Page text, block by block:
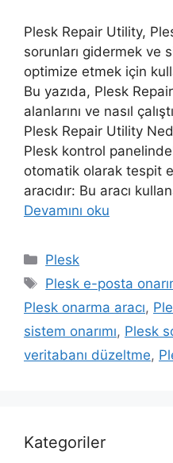
Plesk Repair Utility,
sorunları gidermek ve
optimize etmek için
Bu yazıda, Plesk
alanlarını ve nasıl
Plesk Repair Utility
Plesk kontrol
otomatik olarak tespit
aracıdır: Bu aracı
Devamını oku
Kategoriler
Plesk
Etiketler
Plesk e-posta
Plesk onarma aracı,
sistem onarımı, Plesk
veritabanı düzeltme,
Kategoriler